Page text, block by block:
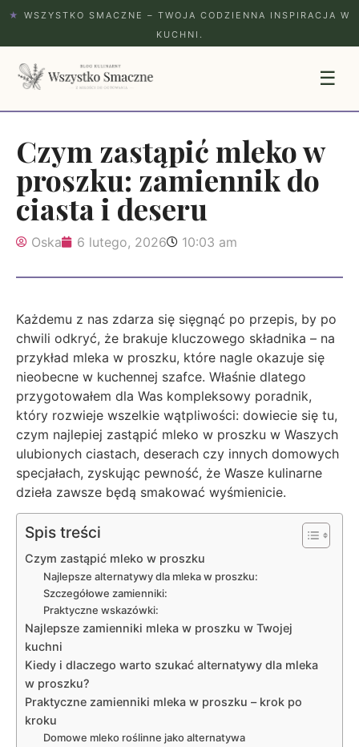
★
WSZYSTKO SMACZNE – TWOJA CODZIENNA INSPIRACJA W
KUCHNI.
☰
Czym zastąpić mleko w
proszku: zamiennik do
ciasta i deseru
Oska 6 lutego, 2026 10:03 am
Każdemu z nas zdarza się sięgnąć po przepis, by po
chwili odkryć, że brakuje kluczowego składnika – na
przykład mleka w proszku, które nagle okazuje się
nieobecne w kuchennej szafce. Właśnie dlatego
przygotowałem dla Was kompleksowy poradnik,
który rozwieje wszelkie wątpliwości: dowiecie się tu,
czym najlepiej zastąpić mleko w proszku w Waszych
ulubionych ciastach, deserach czy innych domowych
specjałach, zyskując pewność, że Wasze kulinarne
dzieła zawsze będą smakować wyśmienicie.
Spis treści
Czym zastąpić mleko w proszku
Najlepsze alternatywy dla mleka w proszku:
Szczegółowe zamienniki:
Praktyczne wskazówki:
Najlepsze zamienniki mleka w proszku w Twojej
kuchni
Kiedy i dlaczego warto szukać alternatywy dla mleka
w proszku?
Praktyczne zamienniki mleka w proszku – krok po
kroku
Domowe mleko roślinne jako alternatywa